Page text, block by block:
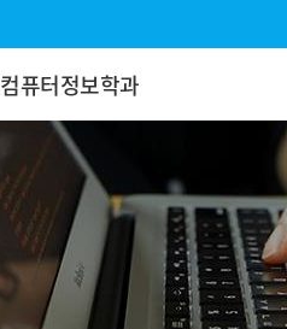
컴퓨터정보학과